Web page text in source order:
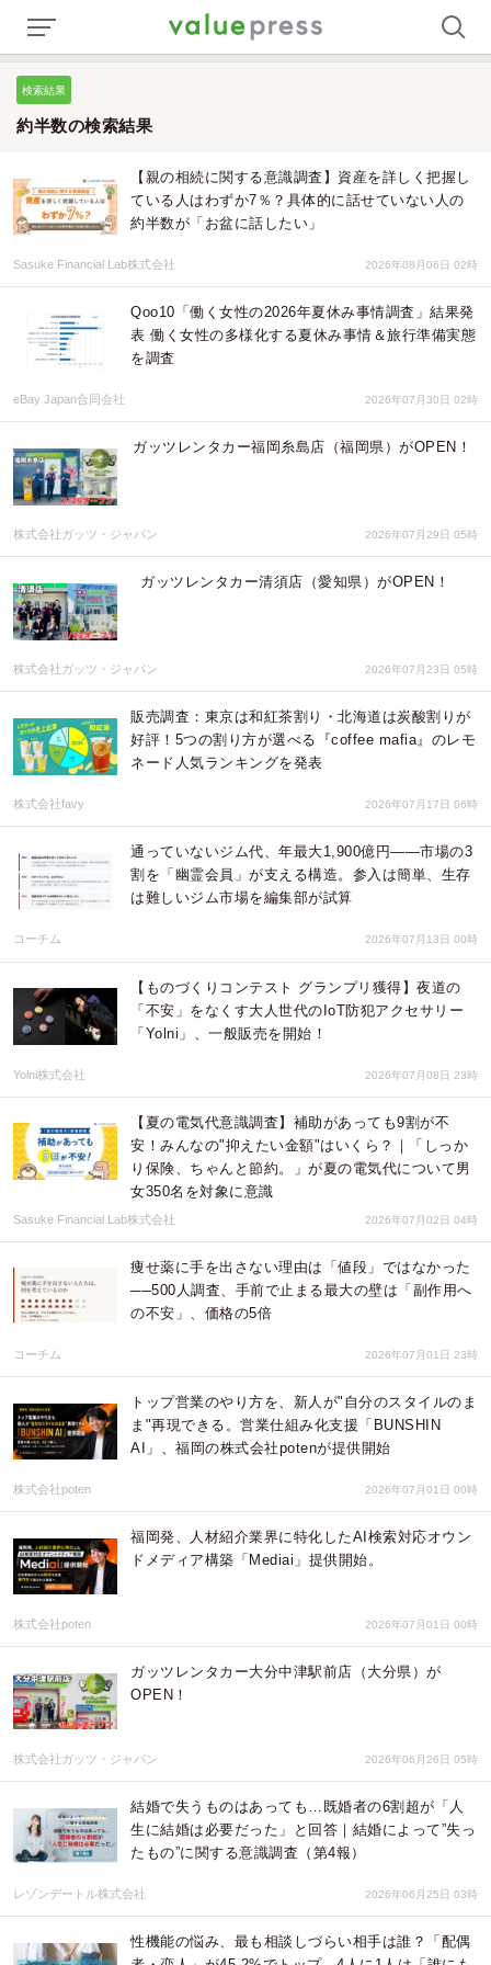
検索結果
約半数の検索結果
【親の相続に関する意識調査】資産を詳しく把握し
ている人はわずか7％？具体的に話せていない人の
約半数が「お盆に話したい」
Sasuke Financial Lab株式会社 2026年08月06日 02時
Qoo10「働く女性の2026年夏休み事情調査」結果発
表 働く女性の多様化する夏休み事情＆旅行準備実態
を調査
eBay Japan合同会社 2026年07月30日 02時
ガッツレンタカー福岡糸島店（福岡県）がOPEN！
株式会社ガッツ・ジャパン 2026年07月29日 05時
ガッツレンタカー清須店（愛知県）がOPEN！
株式会社ガッツ・ジャパン 2026年07月23日 05時
販売調査：東京は和紅茶割り・北海道は炭酸割りが
好評！5つの割り方が選べる『coffee mafia』のレモ
ネード人気ランキングを発表
株式会社favy 2026年07月17日 06時
通っていないジム代、年最大1,900億円――市場の3
割を「幽霊会員」が支える構造。参入は簡単、生存
は難しいジム市場を編集部が試算
コーチム 2026年07月13日 00時
【ものづくりコンテスト グランプリ獲得】夜道の
「不安」をなくす大人世代のIoT防犯アクセサリー
「Yolni」、一般販売を開始！
Yolni株式会社 2026年07月08日 23時
【夏の電気代意識調査】補助があっても9割が不
安！みんなの"抑えたい金額"はいくら？｜「しっか
り保険、ちゃんと節約。」が夏の電気代について男
女350名を対象に意識
Sasuke Financial Lab株式会社 2026年07月02日 04時
痩せ薬に手を出さない理由は「値段」ではなかった
──500人調査、手前で止まる最大の壁は「副作用へ
の不安」、価格の5倍
コーチム 2026年07月01日 23時
トップ営業のやり方を、新人が"自分のスタイルのま
ま"再現できる。営業仕組み化支援「BUNSHIN
AI」、福岡の株式会社potenが提供開始
株式会社poten 2026年07月01日 00時
福岡発、人材紹介業界に特化したAI検索対応オウン
ドメディア構築「Mediai」提供開始。
株式会社poten 2026年07月01日 00時
ガッツレンタカー大分中津駅前店（大分県）が
OPEN！
株式会社ガッツ・ジャパン 2026年06月26日 05時
結婚で失うものはあっても…既婚者の6割超が「人
生に結婚は必要だった」と回答｜結婚によって”失っ
たもの”に関する意識調査（第4報）
レゾンデートル株式会社 2026年06月25日 03時
性機能の悩み、最も相談しづらい相手は誰？「配偶